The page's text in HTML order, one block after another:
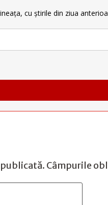
cu știrile din ziua
publicată. Câmpurile